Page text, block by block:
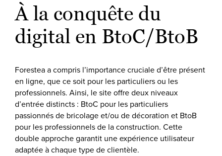
À la conquête du
digital en BtoC/BtoB
Forestea a compris l’importance cruciale d’être présent
en ligne, que ce soit pour les particuliers ou les
professionnels. Ainsi, le site offre deux niveaux
d’entrée distincts : BtoC pour les particuliers
passionnés de bricolage et/ou de décoration et BtoB
pour les professionnels de la construction. Cette
double approche garantit une expérience utilisateur
adaptée à chaque type de clientèle.